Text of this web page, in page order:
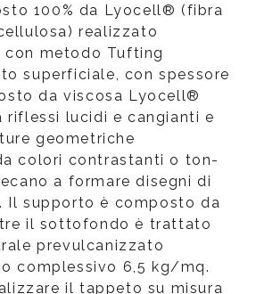
100% da Lyocell® (fibra
realizzato
con metodo Tufting
superficiale, con spessore
da viscosa Lyocell®
riflessi lucidi e cangianti e
geometriche
colori contrastanti o ton-
a formare disegni di
Il supporto è composto da
il sottofondo è trattato
prevulcanizzato
complessivo 6,5 kg/mq.
il tappeto su misura